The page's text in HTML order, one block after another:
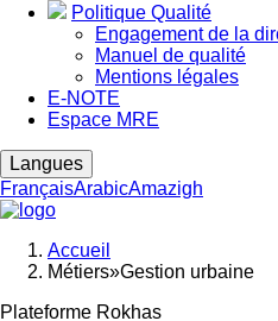
Politique Qualité
Engagement de la
Manuel de qualité
Mentions légales
E-NOTE
Espace MRE
Langues
FrançaisArabicAmazigh
Fil
d'Ariane
Accueil
Métiers»Gestion urbaine
Plateforme Rokhas